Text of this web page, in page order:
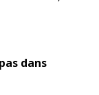
dans